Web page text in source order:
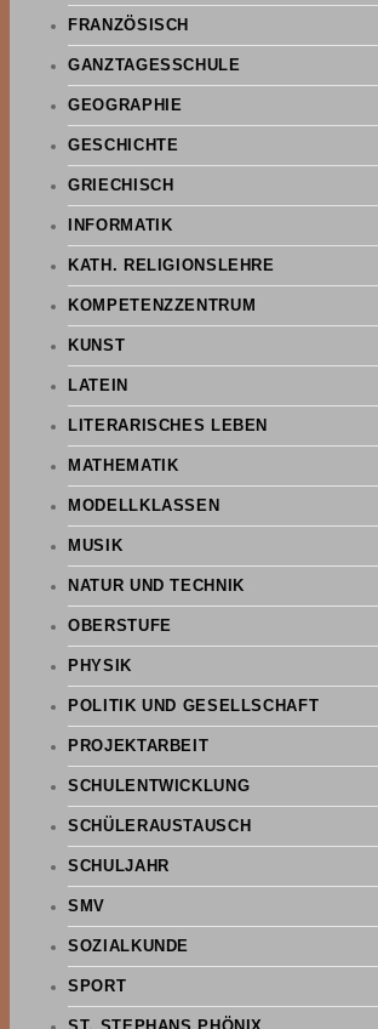
FRANZÖSISCH
GANZTAGESSCHULE
GEOGRAPHIE
GESCHICHTE
GRIECHISCH
INFORMATIK
KATH. RELIGIONSLEHRE
KOMPETENZZENTRUM
KUNST
LATEIN
LITERARISCHES LEBEN
MATHEMATIK
MODELLKLASSEN
MUSIK
NATUR UND TECHNIK
OBERSTUFE
PHYSIK
POLITIK UND GESELLSCHAFT
PROJEKTARBEIT
SCHULENTWICKLUNG
SCHÜLERAUSTAUSCH
SCHULJAHR
SMV
SOZIALKUNDE
SPORT